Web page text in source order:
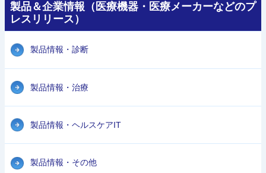
製品＆企業情報（医療機器・医療メーカーなどのプ
レスリリース）
製品情報・診断
製品情報・治療
製品情報・ヘルスケアIT
製品情報・その他